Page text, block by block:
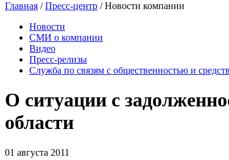
Главная /Пресс-центр / Новости компании
Новости
СМИ о компании
Видео
Пресс-релизы
Служба по связям с общественностью и
О ситуации с
области
01 августа 2011